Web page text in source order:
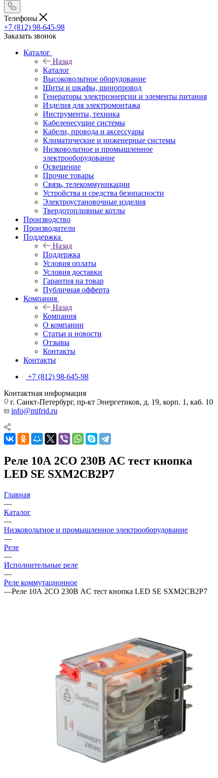
Телефоны
+7 (812) 98-645-98
Заказать звонок
Каталог
Назад
Каталог
Высоковольтное оборудование
Щиты и шкафы, шинопровод
Генераторы электроэнергии и элементы питания
Изделия для электромонтажа
Инструменты, техника
Кабеленесущие системы
Кабели, провода и аксессуары
Климатические и инженерные системы
Низковольтное и промышленное
электрооборудование
Освещение
Прочие товары
Связь, телекоммуникации
Устройства и средства безопасности
Электроустановочные изделия
Твердотопливные котлы
Производство
Производители
Поддержка
Назад
Поддержка
Условия оплаты
Условия доставки
Гарантия на товар
Публичная офферта
Компания
Назад
Компания
О компании
Статьи и новости
Отзывы
Контакты
Контакты
+7 (812) 98-645-98
Контактная информация
г. Санкт-Петербург, пр-кт Энергетиков, д. 19, корп. 1, каб. 10
info@mifrid.ru
Реле 10А 2CO 230В AC тест кнопка
LED SE SXM2CB2P7
Главная
—
Каталог
—
Низковольтное и промышленное электрооборудование
—
Реле
—
Исполнительные реле
—
Реле коммутационное
—Реле 10А 2CO 230В AC тест кнопка LED SE SXM2CB2P7